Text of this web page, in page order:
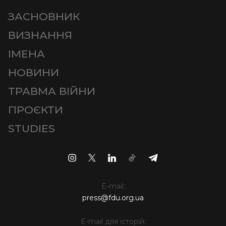
ЗАСНОВНИК
ВИЗНАННЯ
ІМЕНА
НОВИНИ
ТРАВМА ВІЙНИ
ПРОЄКТИ
STUDIES
E-mail:
press@fdu.org.ua
E-mail для історій: